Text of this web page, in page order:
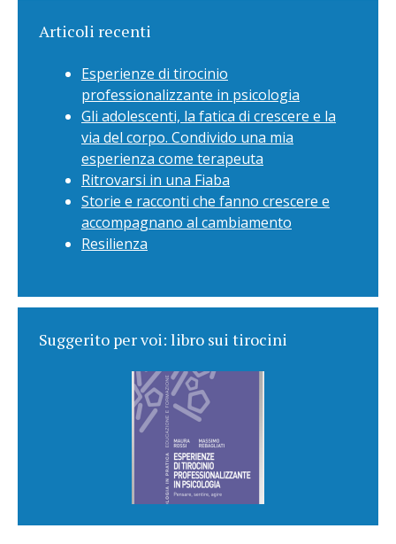
Articoli recenti
Esperienze di tirocinio
professionalizzante in psicologia
Gli adolescenti, la fatica di crescere e la
via del corpo. Condivido una mia
esperienza come terapeuta
Ritrovarsi in una Fiaba
Storie e racconti che fanno crescere e
accompagnano al cambiamento
Resilienza
Suggerito per voi: libro sui tirocini